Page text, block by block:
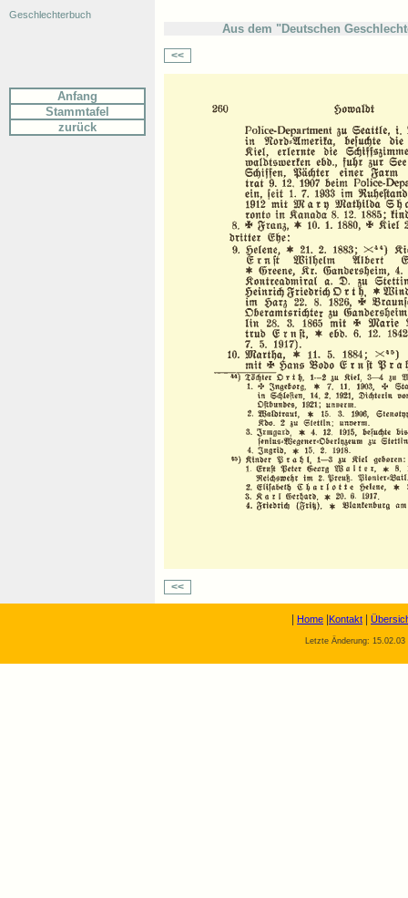
Geschlechterbuch
Anfang
Stammtafel
zurück
Aus dem "Deutschen
<<
<<
Home Kontakt
Letzte Änderung: 15.02.03